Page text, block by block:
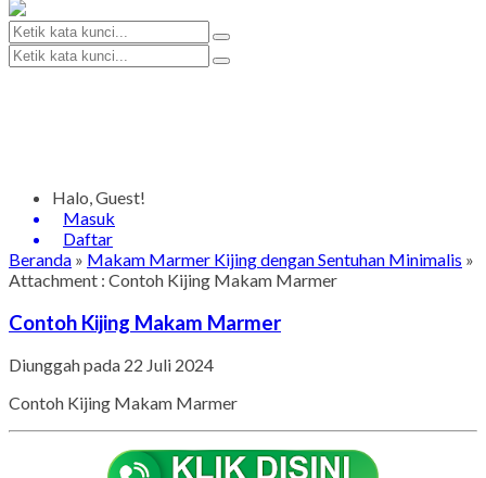
Halo, Guest!
Masuk
Daftar
Beranda » Makam Marmer Kijing dengan Sentuhan Minimalis »
Attachment : Contoh Kijing Makam Marmer
Contoh Kijing Makam Marmer
Diunggah pada 22 Juli 2024
Contoh Kijing Makam Marmer